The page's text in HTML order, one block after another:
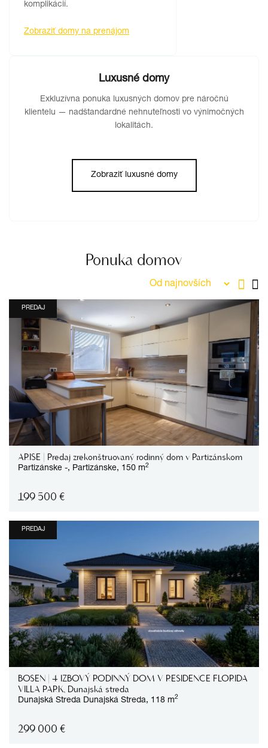
komplikácií.
Zobraziť domy na prenájom
Luxusné domy
Exkluzívna ponuka luxusných domov pre náročnú
klientelu — nadštandardné nehnuteľnosti vo výnimočných
lokalitách.
Zobraziť luxusné domy
Ponuka domov
PREDAJ
ARISE | Predaj zrekonštruovaný rodinný dom v Partizánskom
Partizánske -, Partizánske, 150 m2
199 500 €
PREDAJ
BOSEN | 4 IZBOVÝ RODINNÝ DOM V RESIDENCE FLORIDA
VILLA PARK, Dunajská streda
Dunajská Streda Dunajská Streda, 118 m2
299 000 €